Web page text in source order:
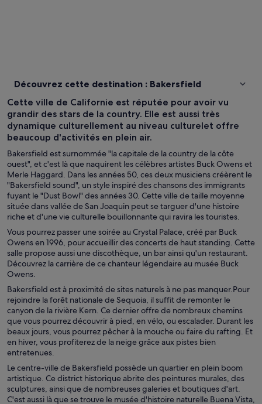
Découvrez cette destination : Bakersfield
Cette ville de Californie est réputée pour avoir vu
grandir des stars de la country. Elle est aussi très
dynamique culturellement au niveau culturelet offre
beaucoup d'activités en plein air.
Bakersfield est surnommée "la capitale de la country de la côte
ouest", et c'est là que naquirent les célèbres artistes Buck Owens et
Merle Haggard. Dans les années 50, ces deux musiciens créèrent le
"Bakersfield sound", un style inspiré des chansons des immigrants
fuyant le "Dust Bowl" des années 30. Cette ville de taille moyenne
située dans vallée de San Joaquin peut se targuer d'une histoire
riche et d'une vie culturelle bouillonnante qui ravira les touristes.
Vous pourrez passer une soirée au Crystal Palace, créé par Buck
Owens en 1996, pour accueillir des concerts de haut standing. Cette
salle propose aussi une discothèque, un bar ainsi qu'un restaurant.
Découvrez la carrière de ce chanteur légendaire au musée Buck
Owens.
Bakersfield est à proximité de sites naturels à ne pas manquer.Pour
rejoindre la forêt nationale de Sequoia, il suffit de remonter le
canyon de la rivière Kern. Ce dernier offre de nombreux chemins
que vous pourrez découvrir à pied, en vélo, ou escalader. Durant les
beaux jours, vous pourrez pêcher à la mouche ou faire du rafting. Et
en hiver, vous profiterez de la neige grâce aux pistes bien
entretenues.
Le centre-ville de Bakersfield possède un quartier en plein boom
artistique. Ce district historique abrite des peintures murales, des
sculptures, ainsi que de nombreuses galeries et boutiques d'art.
C'est aussi là que se trouve le musée d'histoire naturelle Buena Vista,